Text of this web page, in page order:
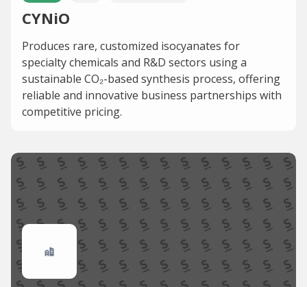
CYNiO
Produces rare, customized isocyanates for
specialty chemicals and R&D sectors using a
sustainable CO₂-based synthesis process, offering
reliable and innovative business partnerships with
competitive pricing.